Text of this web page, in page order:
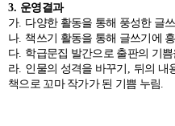
3. 운영결과
가. 다양한 활동을 통해 풍성한 글
나. 책쓰기 활동을 통해 글쓰기에
다. 학급문집 발간으로 출판의 기쁨
라. 인물의 성격을 바꾸기 , 뒤의 내
책으로 꼬마 작가가 된 기쁨 누림.